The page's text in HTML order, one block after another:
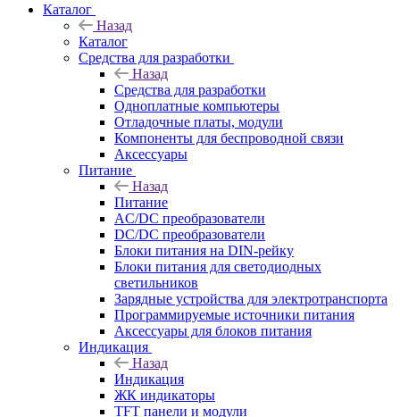
Каталог
Назад
Каталог
Средства для разработки
Назад
Средства для разработки
Одноплатные компьютеры
Отладочные платы, модули
Компоненты для беспроводной связи
Аксессуары
Питание
Назад
Питание
AC/DC преобразователи
DC/DC преобразователи
Блоки питания на DIN-рейку
Блоки питания для светодиодных
светильников
Зарядные устройства для электротранспорта
Программируемые источники питания
Аксессуары для блоков питания
Индикация
Назад
Индикация
ЖК индикаторы
TFT панели и модули